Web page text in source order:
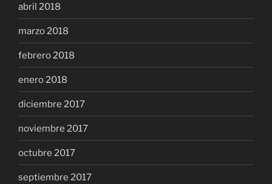
abril 2018
marzo 2018
febrero 2018
enero 2018
diciembre 2017
noviembre 2017
octubre 2017
septiembre 2017